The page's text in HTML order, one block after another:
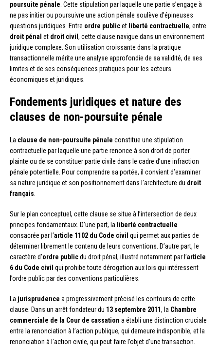
poursuite pénale. Cette stipulation par laquelle une partie s’engage à
ne pas initier ou poursuivre une action pénale soulève d’épineuses
questions juridiques. Entre ordre publicet liberté contractuelle, entre
droit pénal et droit civil , cette clause navigue dans un environnement
juridique complexe. Son utilisation croissante dans la pratique
transactionnelle mérite une analyse approfondie de sa validité, de ses
limites et de ses conséquences pratiques pour les acteurs
économiques et juridiques.
Fondements juridiques et nature des
clauses de non-poursuite pénale
La clause de non-poursuite pénale constitue une stipulation
contractuelle par laquelle une partie renonce à son droit de porter
plainte ou de se constituer partie civile dans le cadre d’une infraction
pénale potentielle. Pour comprendre sa portée, il convient d’examiner
sa nature juridique et son positionnement dans l’architecture du droit
français.
Sur le plan conceptuel, cette clause se situe à l’intersection de deux
principes fondamentaux. D’une part, la liberté contractuelle
consacrée par l’article 1102 du Code civil qui permet aux parties de
déterminer librement le contenu de leurs conventions. D’autre part, le
caractère d’ordre publicdu droit pénal, illustré notamment par l’article
6 du Code civil qui prohibe toute dérogation aux lois qui intéressent
l’ordre public par des conventions particulières.
La jurisprudence a progressivement précisé les contours de cette
clause. Dans un arrêt fondateur du 13 septembre 2011, la Chambre
commerciale de la Cour de cassation a établi une distinction cruciale
entre la renonciation à l’action publique, qui demeure indisponible, et la
renonciation à l’action civile, qui peut faire l’objet d’une transaction.